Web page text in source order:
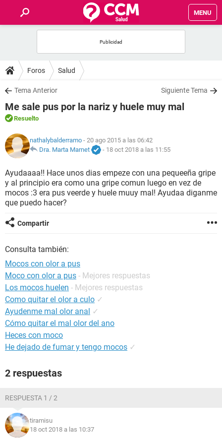
MENU
FOROS
SALUD
FAMILIA
NUTRICIÓN
SEXUALIDAD
GLOSARIO
Foros Salud
Tema Anterior Siguiente Tema
Me sale pus por la nariz y huele muy mal
Resuelto
nathalybalderramo - 20 ago 2015 a las 06:42
Dra. Marta Marnet
- 18 oct 2018 a las 11:55
Ayudaaaa!! Hace unos dias empeze con una pequeeña gripe
y al principio era como una gripe comun luego en vez de
mocos :3 era pus veerde y huele muuy mal! Ayudaa diganme
que puedo hacer?
Compartir
Consulta también:
Mocos con olor a pus
Moco con olor a pus - Mejores respuestas
Los mocos huelen - Mejores respuestas
Como quitar el olor a culo ✓
Ayudenme mal olor anal ✓
Cómo quitar el mal olor del ano
Heces con moco
He dejado de fumar y tengo mocos ✓
2 respuestas
RESPUESTA 1 / 2
tiramisu
18 oct 2018 a las 10:37